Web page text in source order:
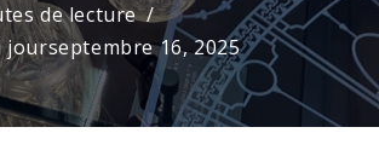
de lecture
jourseptembre 16, 2025